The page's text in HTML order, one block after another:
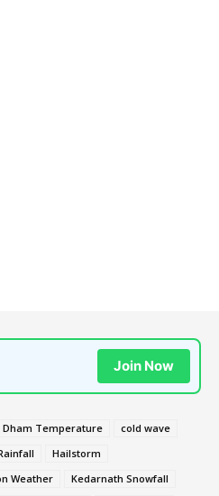
Join Now
Dham Temperature
cold wave
Hailstorm
Weather
Kedarnath Snowfall